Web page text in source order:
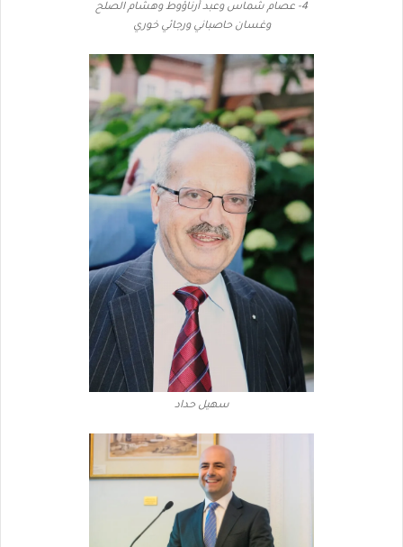
4- عصام شماس وعبد أرناؤوط وهشام الصلح
وغسان حاصباني ورجائي خوري
سهيل حداد